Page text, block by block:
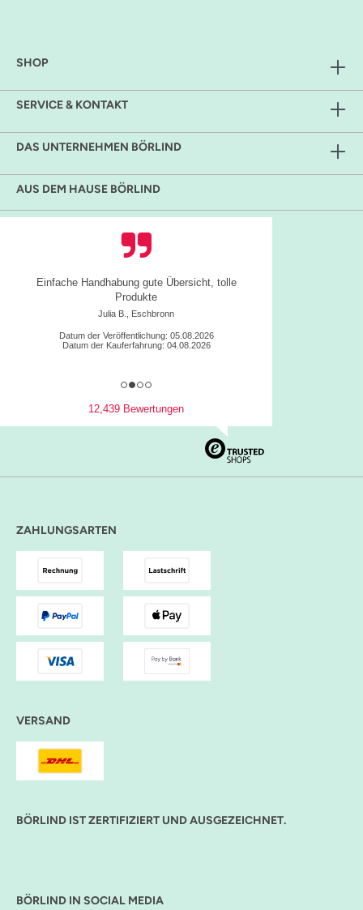
SHOP
SERVICE & KONTAKT
DAS UNTERNEHMEN BÖRLIND
AUS DEM HAUSE BÖRLIND
Einfache Handhabung gute Übersicht, tolle
Produkte
Julia B., Eschbronn
Datum der Veröffentlichung: 05.08.2026
Datum der Kauferfahrung: 04.08.2026
12,439 Bewertungen
ZAHLUNGSARTEN
VERSAND
BÖRLIND IST ZERTIFIZIERT UND AUSGEZEICHNET.
BÖRLIND IN SOCIAL MEDIA